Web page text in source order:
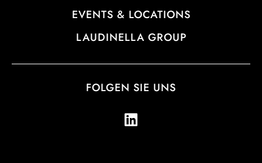
EVENTS & LOCATIONS
LAUDINELLA GROUP
FOLGEN SIE UNS